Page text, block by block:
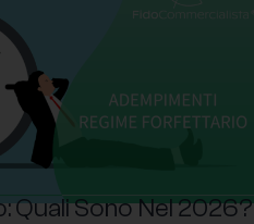
Sono Nel 2026?